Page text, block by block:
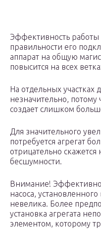
Эффективность работы
правильности его
аппарат на общую
повысится на всех
На отдельных участках
незначительно,
создает слишком
Для значительного
потребуется агрегат
отрицательно
бесшумности.
Внимание!
насоса,
невелика. Более
установка агрегата
элементом, которому